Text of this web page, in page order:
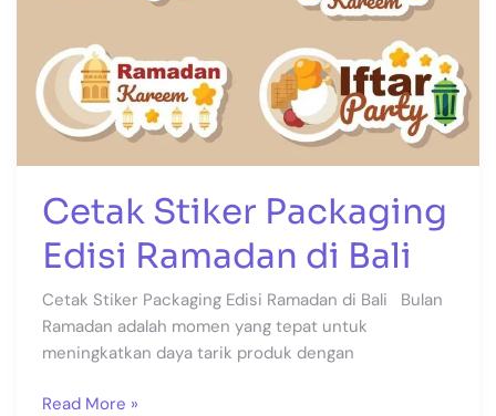
Cetak Stiker Packaging
Edisi Ramadan di Bali
Cetak Stiker Packaging Edisi Ramadan di Bali Bulan
Ramadan adalah momen yang tepat untuk
meningkatkan daya tarik produk dengan
Read More »